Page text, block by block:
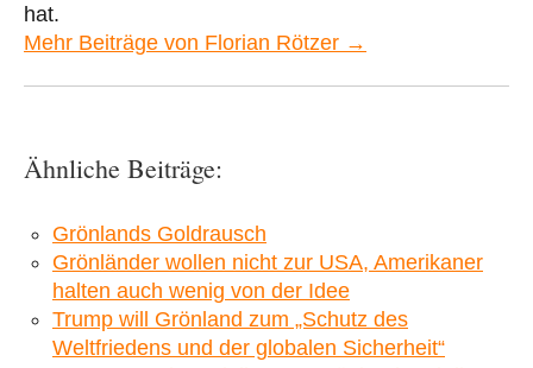
hat.
Mehr Beiträge von Florian Rötzer →
Ähnliche Beiträge:
Grönlands Goldrausch
Grönländer wollen nicht zur USA, Amerikaner
halten auch wenig von der Idee
Trump will Grönland zum „Schutz des
Weltfriedens und der globalen Sicherheit“